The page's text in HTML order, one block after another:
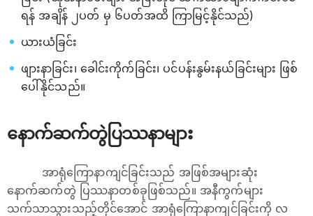
ရန် အချိန် ၂ပတ် မှ ၆ပတ်အထိ ကြာမြင့်နိုင်သည်)
ယားယံခြင်း
ဖျားနာခြင်း၊ ခေါင်းကိုက်ခြင်း၊ ပင်ပန်းနွမ်းနယ်ခြင်းများ ဖြစ်
ပေါ်နိုင်သည်။
နောက်ဆက်တွဲပြဿနာများ
အာရုံကြောနာကျင်ခြင်းသည် အဖြစ်အများဆုံး
နောက်ဆက်တွဲ ပြဿနာတစ်ခုဖြစ်သည်။ အနီကွက်များ
သက်သာသွားသည့်တိုင်အောင် အာရုံကြောနာကျင်ခြင်းကို လ